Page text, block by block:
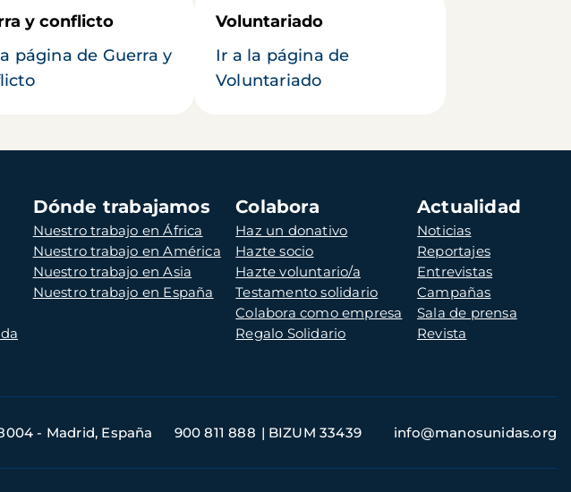
y conflicto
página de Guerra y
Voluntariado
Ir a la página de
Voluntariado
Dónde trabajamos
Nuestro trabajo en África
Nuestro trabajo en América
Nuestro trabajo en Asia
Nuestro trabajo en España
Colabora
Haz un donativo
Hazte socio
Hazte voluntario/a
Testamento solidario
Colabora como empresa
Regalo Solidario
Actualidad
Noticias
Reportajes
Entrevistas
Campañas
Sala de prensa
Revista
- Madrid, España 900 811 888 BIZUM 33439 info@manosunidas.org